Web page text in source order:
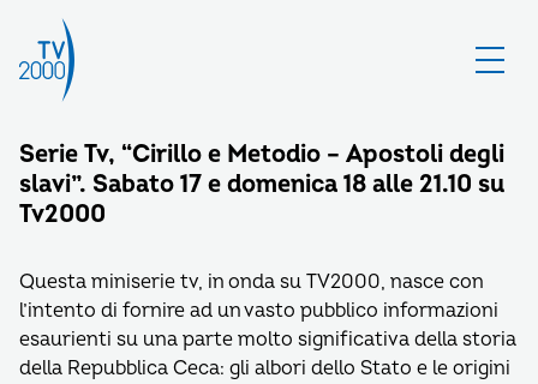
Serie Tv, “Cirillo e Metodio – Apostoli degli
slavi”. Sabato 17 e domenica 18 alle 21.10 su
Tv2000
Questa miniserie tv, in onda su TV2000, nasce con
l’intento di fornire ad un vasto pubblico informazioni
esaurienti su una parte molto significativa della storia
della Repubblica Ceca: gli albori dello Stato e le origini